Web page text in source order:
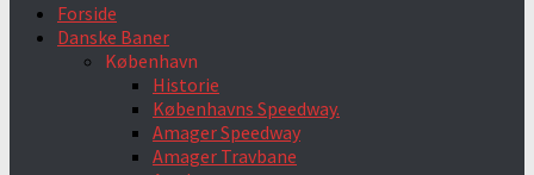
Forside
Danske Baner
København
Historie
Københavns Speedway.
Amager Speedway
Amager Travbane